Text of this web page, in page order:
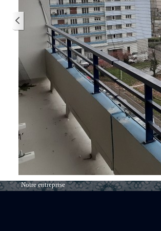
Notre entreprise